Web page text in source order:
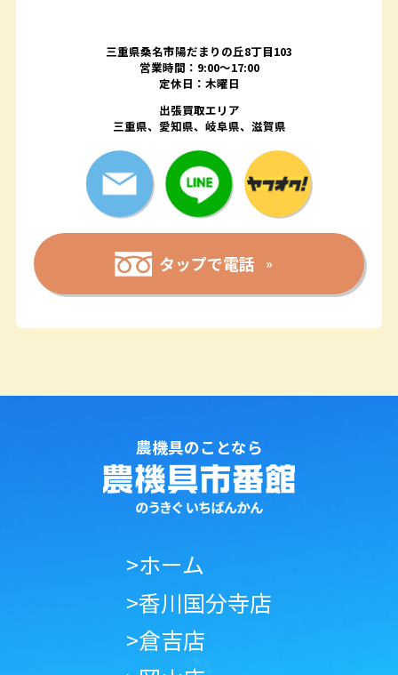
三重県桑名市陽だまりの丘8丁目103
営業時間：9:00〜17:00
定休日：木曜日
出張買取エリア
三重県、愛知県、岐阜県、滋賀県
タップで電話
農機具のことなら
>ホーム
>香川国分寺店
>倉吉店